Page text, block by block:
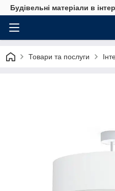
Будівельні матеріали в
Товари та послуги